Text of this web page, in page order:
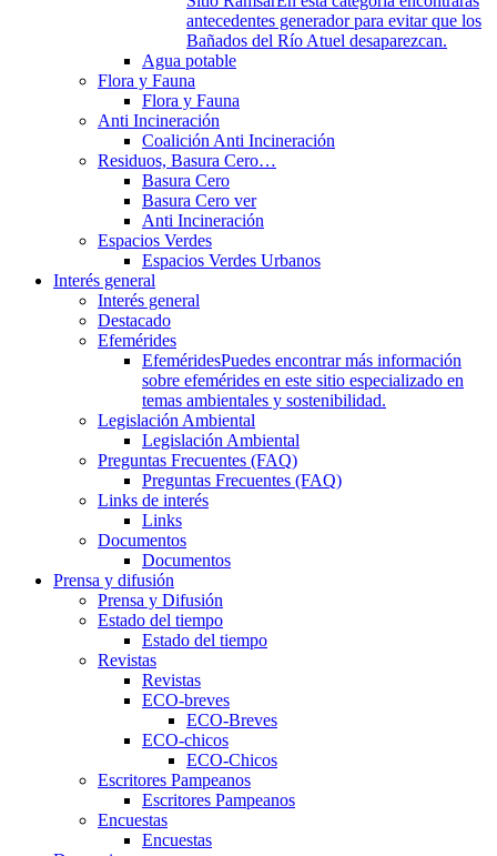
antecedentes generador para evitar que los
Bañados del Río Atuel desaparezcan.
Agua potable
Flora y Fauna
Flora y Fauna
Anti Incineración
Coalición Anti Incineración
Residuos, Basura Cero…
Basura Cero
Basura Cero ver
Anti Incineración
Espacios Verdes
Espacios Verdes Urbanos
Interés general
Interés general
Destacado
Efemérides
EfeméridesPuedes encontrar más información
sobre efemérides en este sitio especializado en
temas ambientales y sostenibilidad.
Legislación Ambiental
Legislación Ambiental
Preguntas Frecuentes (FAQ)
Preguntas Frecuentes (FAQ)
Links de interés
Links
Documentos
Documentos
Prensa y difusión
Prensa y Difusión
Estado del tiempo
Estado del tiempo
Revistas
Revistas
ECO-breves
ECO-Breves
ECO-chicos
ECO-Chicos
Escritores Pampeanos
Escritores Pampeanos
Encuestas
Encuestas